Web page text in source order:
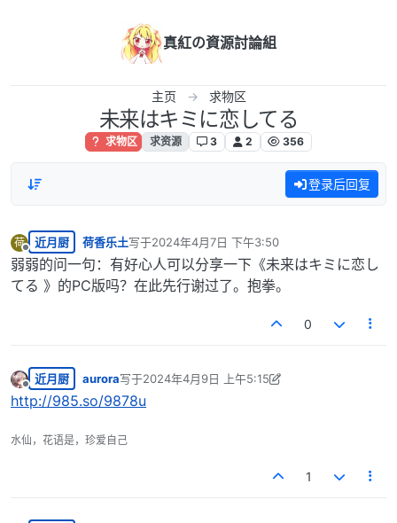
真紅の資源討論組
主页 求物区
未来はキミに恋してる
求物区 求资源 3 2 356
登录后回复
荷
离线
近月厨 荷香乐土写于2024年4月7日 下午3:50
最后由 编辑
弱弱的问一句：有好心人可以分享一下《未来はキミに恋し
てる 》的PC版吗？在此先行谢过了。抱拳。
0
离线
近月厨 aurora写于2024年4月9日 上午5:15
最后由 aurora 编辑 2024年4月9日 上午12:16
http://985.so/9878u
水仙，花语是，珍爱自己
1